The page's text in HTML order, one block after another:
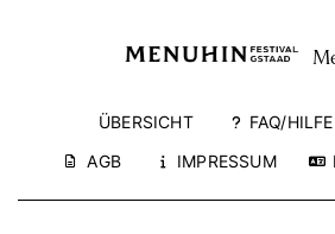
ÜBERSICHT FAQ/HILFE
AGB
IMPRESSUM